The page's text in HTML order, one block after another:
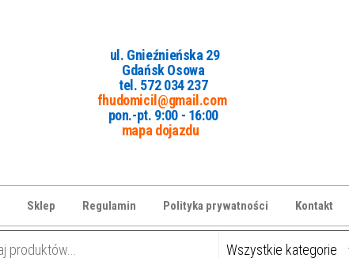
ul. Gnieźnieńska 29
Gdańsk Osowa
tel. 572 034 237
fhudomicil@gmail.com
pon.-pt. 9:00 - 16:00
mapa dojazdu
Sklep Regulamin Polityka prywatności Kontakt